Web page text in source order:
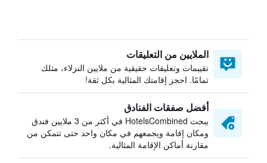
الملايين من التعليقات
تقييمات وتعليقات حقيقية من ملايين النزلاء، مثلك
تمامًا. احجز إقامتك المثالية بكل ثقة!
أفضل صفقات الفنادق
يبحث HotelsCombined في أكثر من 3 ملايين فندق
ومكان إقامة ويجمعهم في مكان واحد حتى تتمكن من
مقارنة أماكن الإقامة المثالية.